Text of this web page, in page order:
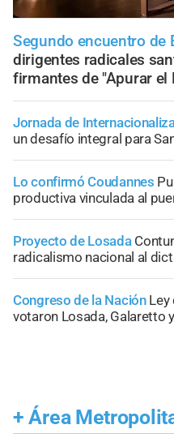
Segundo encuentro de
dirigentes radicales
firmantes de "Apurar el
Jornada de
un desafío integral para
Lo confirmó Coudannes
productiva vinculada al
Proyecto de Losada
radicalismo nacional al
Congreso de la Nación Ley
votaron Losada, Galaretto
+ Área